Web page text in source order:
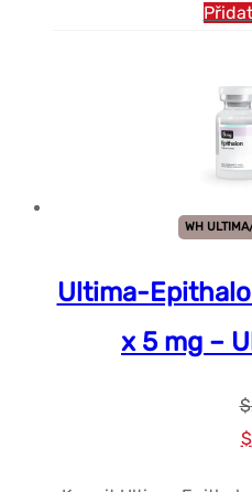
WH
Ultima-
x 5 mg –
$
$